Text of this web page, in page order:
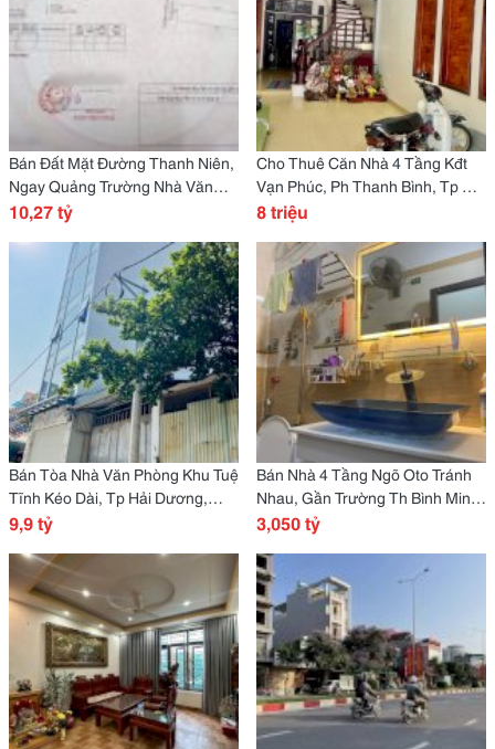
Bán Đất Mặt Đường Thanh Niên,
Ngay Quảng Trường Nhà Văn
Hóa Xứ Đông, Tp Hd, 87.75M2
10,27 tỷ
Cho Thuê Căn Nhà 4 Tầng Kđt
Vạn Phúc, Ph Thanh Bình, Tp Hd,
64M2, 3 Ngủ, 4 Vs, Chỉ 8 Tr
8 triệu
Bán Tòa Nhà Văn Phòng Khu Tuệ
Tĩnh Kéo Dài, Tp Hải Dương,
118.6M2, Mt 5.2M, 5 Tầng
9,9 tỷ
Bán Nhà 4 Tầng Ngõ Oto Tránh
Nhau, Gần Trường Th Bình Minh,
Ph Lê Thanh Nghị, Tp Hd
3,050 tỷ